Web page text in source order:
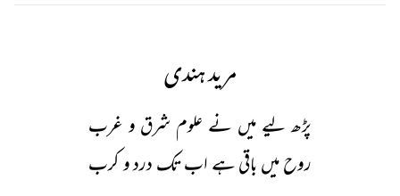
مرید ہندی
پڑھ لیے میں نے علوم شرق و غرب
روح میں باقی ہے اب تک درد و کرب